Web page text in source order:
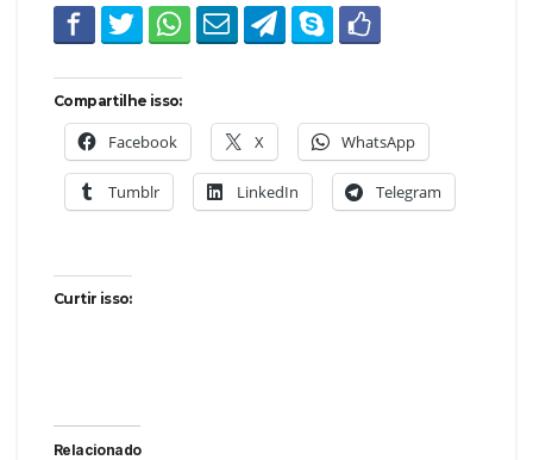
Compartilhe isso:
Facebook X WhatsApp
Tumblr LinkedIn Telegram
Curtir isso:
Relacionado